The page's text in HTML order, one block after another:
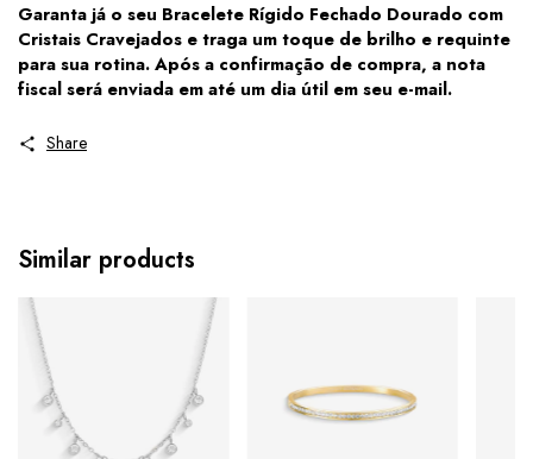
Garanta já o seu Bracelete Rígido Fechado Dourado com
Cristais Cravejados e traga um toque de brilho e requinte
para sua rotina. Após a confirmação de compra, a nota
fiscal será enviada em até um dia útil em seu e-mail.
Share
Similar products